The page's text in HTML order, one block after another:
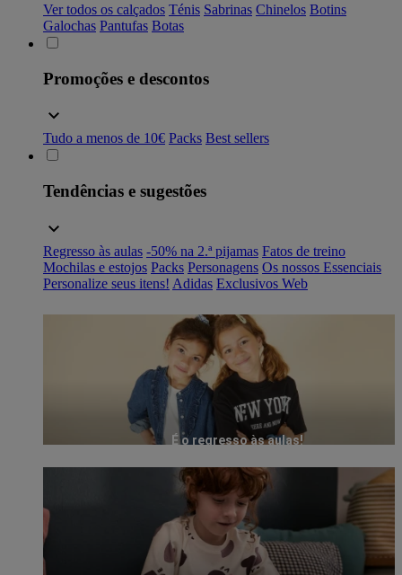
Ver todos os calçados Ténis Sabrinas Chinelos Botins
Galochas Pantufas Botas
Promoções e descontos
Tudo a menos de 10€ Packs Best sellers
Tendências e sugestões
Regresso às aulas -50% na 2.ª pijamas Fatos de treino
Mochilas e estojos Packs Personagens Os nossos Essenciais
Personalize seus itens! Adidas Exclusivos Web
É o regresso às aulas!